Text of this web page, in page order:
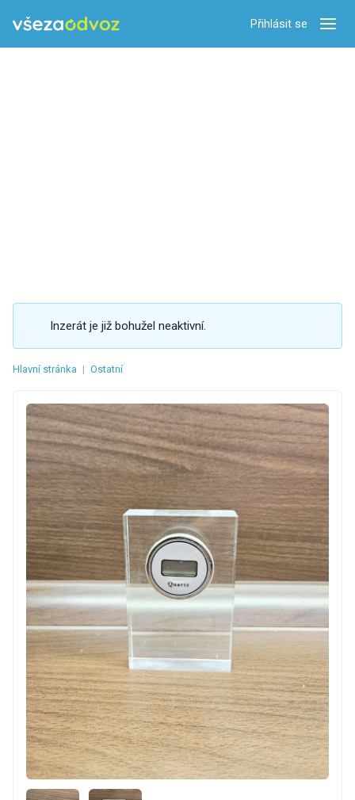
Přihlásit se
Inzerát je již bohužel neaktivní.
Hlavní stránka | Ostatní